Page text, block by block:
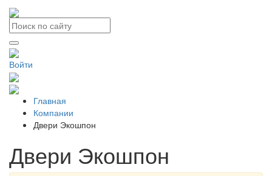
Войти
Главная
Компании
Двери Экошпон
Двери Экошпон